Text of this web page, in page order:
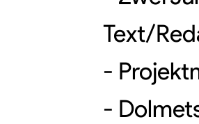
Text/
-
-